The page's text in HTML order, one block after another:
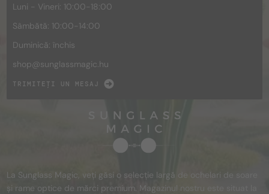
Luni - Vineri: 10:00-18:00
Sâmbătă: 10:00-14:00
Duminică: închis
shop@sunglassmagic.hu
TRIMITEȚI UN MESAJ
La Sunglass Magic, veți găsi o selecție largă de ochelari de soare
și rame optice de mărci premium. Magazinul nostru este situat la